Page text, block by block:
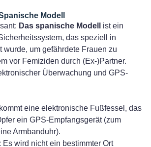
Modell
Das spanische Modell
ist ein
das speziell in
wurde, um gefährdete Frauen zu
vor Femiziden durch (Ex-)Partner.
Überwachung und GPS-
eine elektronische Fußfessel, das
ein GPS-Empfangsgerät (zum
Armbanduhr).
Es wird nicht ein bestimmter Ort